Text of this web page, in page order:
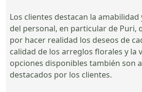
Los clientes destacan la
del personal, en particular de Puri,
por hacer realidad los deseos de
calidad de los arreglos florales y la
opciones disponibles también son
destacados por los clientes.